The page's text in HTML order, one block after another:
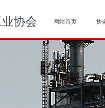
业协会 网站首页 协